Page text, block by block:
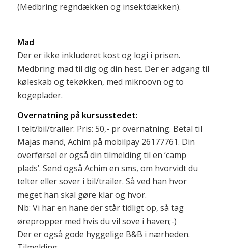
(Medbring regndækken og insektdækken).
Mad
Der er ikke inkluderet kost og logi i prisen.
Medbring mad til dig og din hest. Der er adgang til
køleskab og tekøkken, med mikroovn og to
kogeplader.
Overnatning på kursusstedet:
I telt/bil/trailer: Pris: 50,- pr overnatning. Betal til
Majas mand, Achim på mobilpay 26177761. Din
overførsel er også din tilmelding til en ‘camp
plads’. Send også Achim en sms, om hvorvidt du
telter eller sover i bil/trailer. Så ved han hvor
meget han skal gøre klar og hvor.
Nb: Vi har en hane der står tidligt op, så tag
ørepropper med hvis du vil sove i haven;-)
Der er også gode hyggelige B&B i nærheden.